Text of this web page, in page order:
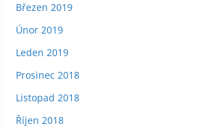
Březen 2019
Únor 2019
Leden 2019
Prosinec 2018
Listopad 2018
Říjen 2018